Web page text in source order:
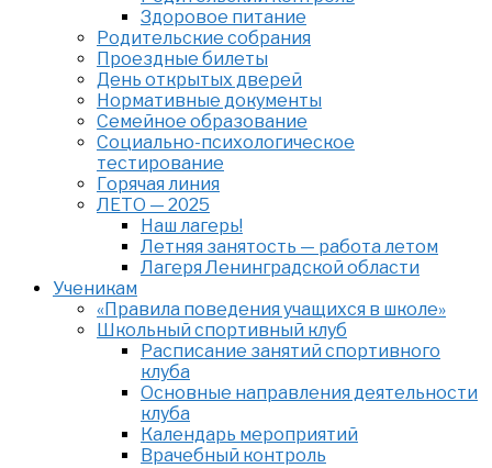
Здоровое питание
Родительские собрания
Проездные билеты
День открытых дверей
Нормативные документы
Семейное образование
Cоциально-психологическое
тестирование
Горячая линия
ЛЕТО — 2025
Наш лагерь!
Летняя занятость — работа летом
Лагеря Ленинградской области
Ученикам
«Правила поведения учащихся в школе»
Школьный спортивный клуб
Расписание занятий спортивного
клуба
Основные направления деятельности
клуба
Календарь мероприятий
Врачебный контроль